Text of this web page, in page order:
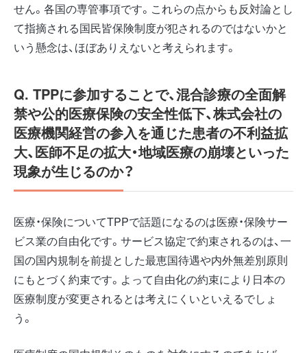
せん。各国の専管事項です。これらの点からも反対論とし
て指摘される国民皆保険制度が犯されるのではないかと
いう懸念は、ほぼありえないと考えられます。
Q. TPPに参加することで、混合診療の全面解
禁や公的医療保険の安全性低下、株式会社の
医療機関経営の参入を通じた患者の不利益拡
大、医師不足の拡大・地域医療の崩壊といった
現象が生じるのか？
医療・保険についてTPPで話題になるのは医療・保険サー
ビス業の自由化です。サービス協定で約束されるのは、一
国の国内規制を前提とした最恵国待遇や内外無差別原則
にもとづく約束です。よって自由化の約束により日本の
医療制度が変更されるとは考えにくいといえるでしょ
う。